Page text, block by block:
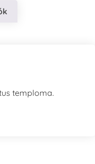
temploma.